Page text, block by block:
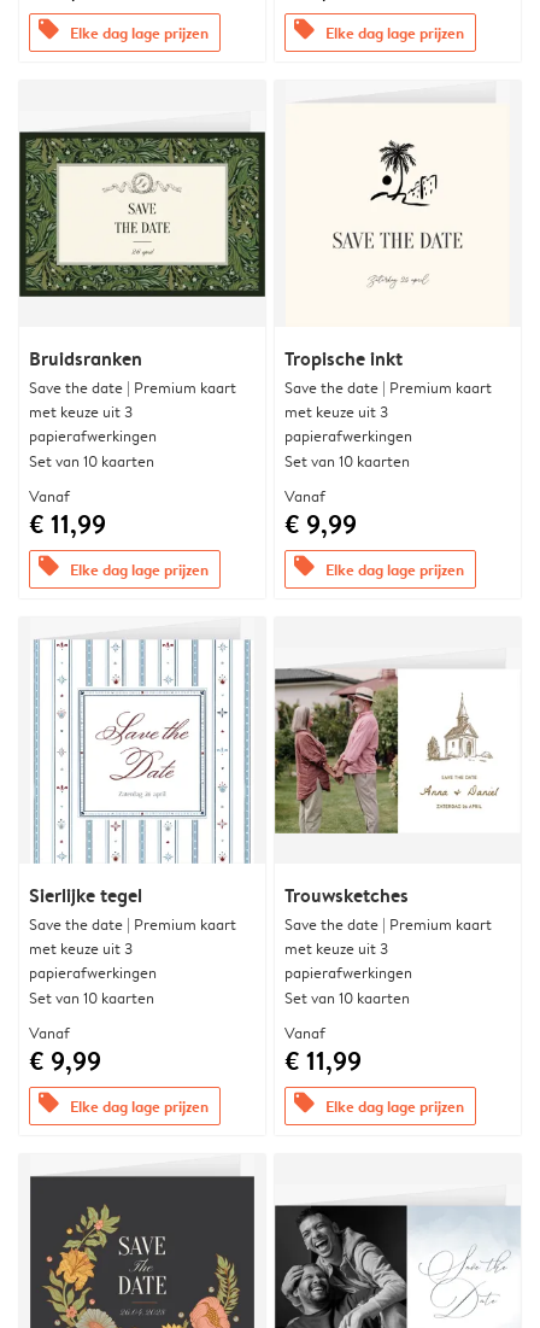
offers Elke dag lage prijzen offers Elke dag lage prijzen
Bruidsranken
Save the date | Premium kaart
met keuze uit 3
papierafwerkingen
Set van 10 kaarten
Vanaf
€ 11,99
offers Elke dag lage prijzen
Tropische inkt
Save the date | Premium kaart
met keuze uit 3
papierafwerkingen
Set van 10 kaarten
Vanaf
€ 9,99
offers Elke dag lage prijzen
Sierlijke tegel
Save the date | Premium kaart
met keuze uit 3
papierafwerkingen
Set van 10 kaarten
Vanaf
€ 9,99
offers Elke dag lage prijzen
Trouwsketches
Save the date | Premium kaart
met keuze uit 3
papierafwerkingen
Set van 10 kaarten
Vanaf
€ 11,99
offers Elke dag lage prijzen